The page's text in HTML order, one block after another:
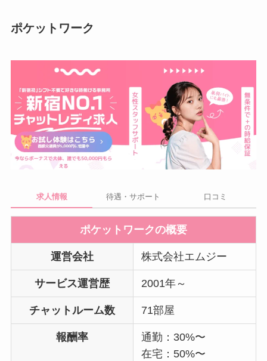
ポケットワーク
求人情報 待遇・サポート 口コミ
ポケットワークの概要
運営会社 株式会社エムジー
サービス運営歴 2001年～
チャットルーム数 71部屋
報酬率
通勤：30%〜
在宅：50%〜